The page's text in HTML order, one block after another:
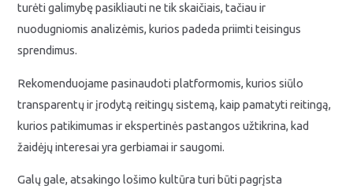
turėti galimybę pasikliauti ne tik skaičiais, tačiau ir
nuodugniomis analizėmis, kurios padeda priimti teisingus
sprendimus.
Rekomenduojame pasinaudoti platformomis, kurios siūlo
transparentų ir įrodytą reitingų sistemą, kaip pamatyti reitingą,
kurios patikimumas ir ekspertinės pastangos užtikrina, kad
žaidėjų interesai yra gerbiamai ir saugomi.
Galų gale, atsakingo lošimo kultūra turi būti pagrįsta